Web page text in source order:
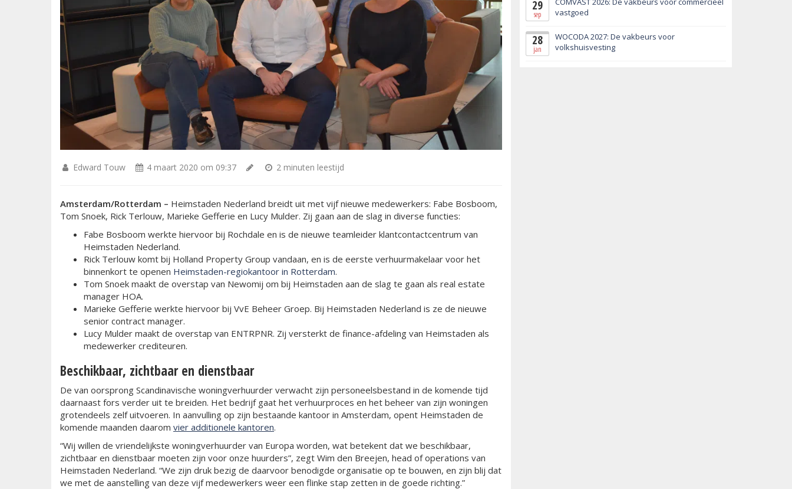
Edward Touw 4 maart 2020 om 09:37 2 minuten leestijd
Amsterdam/Rotterdam – Heimstaden Nederland breidt uit met vijf nieuwe medewerkers: Fabe Bosboom,
Tom Snoek, Rick Terlouw, Marieke Gefferie en Lucy Mulder. Zij gaan aan de slag in diverse functies:
Fabe Bosboom werkte hiervoor bij Rochdale en is de nieuwe teamleider klantcontactcentrum van
Heimstaden Nederland.
Rick Terlouw komt bij Holland Property Group vandaan, en is de eerste verhuurmakelaar voor het
binnenkort te openen Heimstaden-regiokantoor in Rotterdam.
Tom Snoek maakt de overstap van Newomij om bij Heimstaden aan de slag te gaan als real estate
manager HOA.
Marieke Gefferie werkte hiervoor bij VvE Beheer Groep. Bij Heimstaden Nederland is ze de nieuwe
senior contract manager.
Lucy Mulder maakt de overstap van ENTRPNR. Zij versterkt de finance-afdeling van Heimstaden als
medewerker crediteuren.
Beschikbaar, zichtbaar en dienstbaar
De van oorsprong Scandinavische woningverhuurder verwacht zijn personeelsbestand in de komende tijd
daarnaast fors verder uit te breiden. Het bedrijf gaat het verhuurproces en het beheer van zijn woningen
grotendeels zelf uitvoeren. In aanvulling op zijn bestaande kantoor in Amsterdam, opent Heimstaden de
komende maanden daarom vier additionele kantoren.
“Wij willen de vriendelijkste woningverhuurder van Europa worden, wat betekent dat we beschikbaar,
zichtbaar en dienstbaar moeten zijn voor onze huurders”, zegt Wim den Breejen, head of operations van
Heimstaden Nederland. “We zijn druk bezig de daarvoor benodigde organisatie op te bouwen, en zijn blij dat
we met de aanstelling van deze vijf medewerkers weer een flinke stap zetten in de goede richting.”
29
sep
vastgoed
28
jan
WOCODA 2027: De vakbeurs voor
volkshuisvesting